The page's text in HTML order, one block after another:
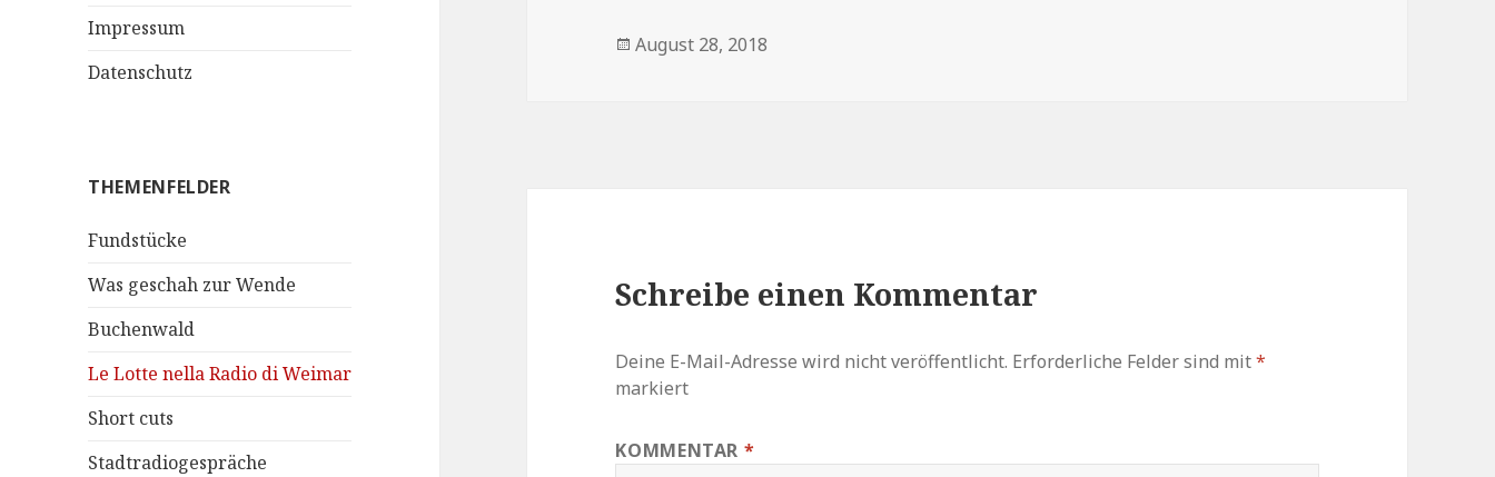
Impressum
Datenschutz
THEMENFELDER
Fundstücke
Was geschah zur Wende
Buchenwald
Le Lotte nella Radio di Weimar
Short cuts
Stadtradiogespräche
Veröffentlicht
August 28, 2018
Schreibe einen Kommentar
Deine E-Mail-Adresse wird nicht veröffentlicht. Erforderliche Felder sind mit*
markiert
KOMMENTAR *